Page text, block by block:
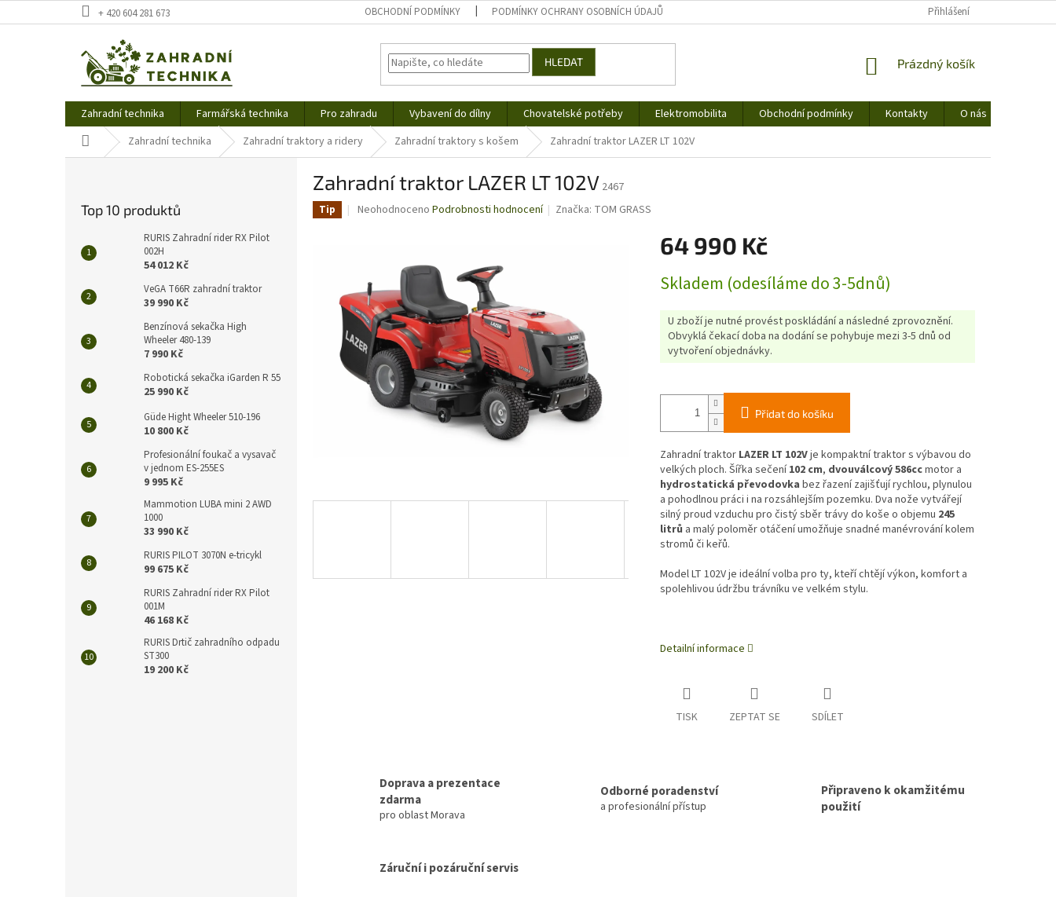
na
+ 420 604 281 673 OBCHODNÍ PODMÍNKY PODMÍNKY OCHRANY OSOBNÍCH ÚDAJŮ Přihlášení
HLEDAT
NÁKUPNÍ
Prázdný košík
Zahradní technika Farmářská technika Pro zahradu Vybavení do dílny Chovatelské potřeby Elektromobilita Obchodní podmínky Kontakty
O nás
Domů Zahradní technika Zahradní traktory a ridery Zahradní traktory s košem Zahradní traktor LAZER LT 102V
Top 10 produktů
RURIS Zahradní rider RX Pilot
002H
54 012 Kč
VeGA T66R zahradní traktor
39 990 Kč
Benzínová sekačka High
Wheeler 480-139
7 990 Kč
Robotická sekačka iGarden R 55
25 990 Kč
Güde Hight Wheeler 510-196
10 800 Kč
Profesionální foukač a vysavač
v jednom ES-255ES
9 995 Kč
Mammotion LUBA mini 2 AWD
1000
33 990 Kč
RURIS PILOT 3070N e-tricykl
99 675 Kč
RURIS Zahradní rider RX Pilot
001M
46 168 Kč
RURIS Drtič zahradního odpadu
ST300
19 200 Kč
Zahradní traktor LAZER LT 102V 2467
Tip
Průměrné
5
hvězdiček.
Neohodnoceno Podrobnosti hodnocení Značka: TOM GRASS
64 990 Kč
cena:
Skladem (odesíláme do 3-5dnů)
U zboží je nutné provést poskládání a následné zprovoznění.
Obvyklá čekací doba na dodání se pohybuje mezi 3-5 dnů od
vytvoření objednávky.
Přidat do košíku
Zahradní traktor LAZER LT 102Vje kompaktní traktor s výbavou do
velkých ploch. Šířka sečení102 cm, dvouválcový 586ccmotor a
hydrostatická převodovka bez řazení zajišťují rychlou, plynulou
a pohodlnou práci i na rozsáhlejším pozemku. Dva nože vytvářejí
silný proud vzduchu pro čistý sběr trávy do koše o objemu 245
litrů a malý poloměr otáčení umožňuje snadné manévrování kolem
stromů či keřů.
Model LT 102V je ideální volba pro ty, kteří chtějí výkon, komfort a
spolehlivou údržbu trávníku ve velkém stylu.
Detailní informace
TISK ZEPTAT SE SDÍLET
Doprava a prezentace
zdarma
pro oblast Morava
Odborné poradenství
a profesionální přístup
Připraveno k okamžitému
použití
Záruční i pozáruční servis